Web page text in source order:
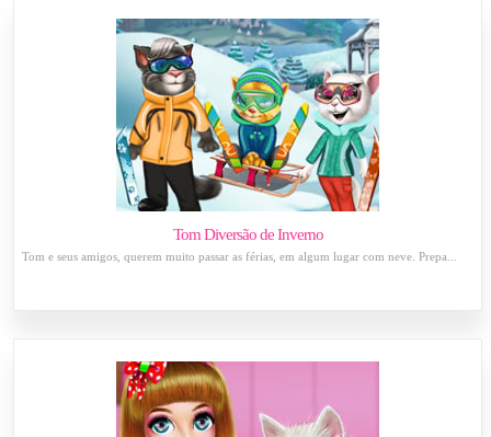
Tom Diversão de Inverno
Tom e seus amigos, querem muito passar as férias, em algum lugar com neve. Prepa...